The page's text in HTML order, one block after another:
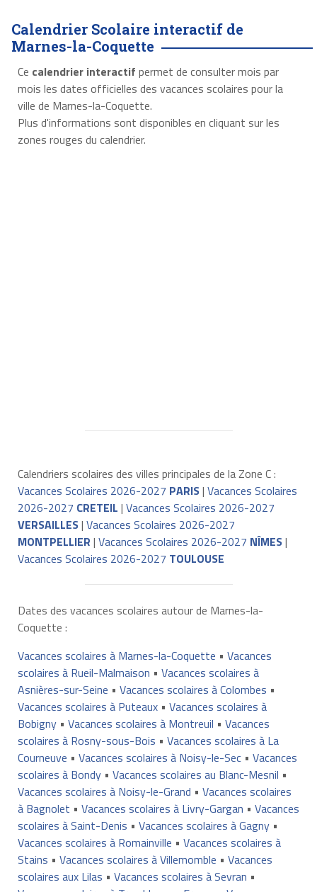
Calendrier Scolaire interactif de
Marnes-la-Coquette
Ce calendrier interactif permet de consulter mois par
mois les dates officielles des vacances scolaires pour la
ville de Marnes-la-Coquette.
Plus d'informations sont disponibles en cliquant sur les
zones rouges du calendrier.
Calendriers scolaires des villes principales de la Zone C :
Vacances Scolaires 2026-2027 PARIS| Vacances Scolaires
2026-2027 CRETEIL | Vacances Scolaires 2026-2027
VERSAILLES| Vacances Scolaires 2026-2027
MONTPELLIER | Vacances Scolaires 2026-2027 NÎMES|
Vacances Scolaires 2026-2027 TOULOUSE
Dates des vacances scolaires autour de Marnes-la-
Coquette :
Vacances scolaires à Marnes-la-Coquette • Vacances
scolaires à Rueil-Malmaison • Vacances scolaires à
Asnières-sur-Seine • Vacances scolaires à Colombes •
Vacances scolaires à Puteaux• Vacances scolaires à
Bobigny• Vacances scolaires à Montreuil • Vacances
scolaires à Rosny-sous-Bois • Vacances scolaires à La
Courneuve • Vacances scolaires à Noisy-le-Sec• Vacances
scolaires à Bondy• Vacances scolaires au Blanc-Mesnil •
Vacances scolaires à Noisy-le-Grand • Vacances scolaires
à Bagnolet • Vacances scolaires à Livry-Gargan • Vacances
scolaires à Saint-Denis • Vacances scolaires à Gagny•
Vacances scolaires à Romainville • Vacances scolaires à
Stains • Vacances scolaires à Villemomble • Vacances
scolaires aux Lilas • Vacances scolaires à Sevran •